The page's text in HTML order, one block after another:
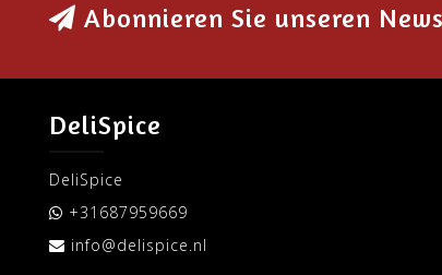
Abonnieren Sie unseren
DeliSpice
DeliSpice
+31687959669
info@delispice.nl